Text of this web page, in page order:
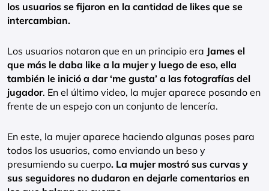
los usuarios se fijaron en la cantidad de likes que se
intercambian.
Los usuarios notaron que en un principio era James el
que más le daba like a la mujer y luego de eso, ella
también le inició a dar ‘me gusta’ a las fotografías del
jugador. En el último video, la mujer aparece posando en
frente de un espejo con un conjunto de lencería.
En este, la mujer aparece haciendo algunas poses para
todos los usuarios, como enviando un beso y
presumiendo su cuerpo. La mujer mostró sus curvas y
sus seguidores no dudaron en dejarle comentarios en